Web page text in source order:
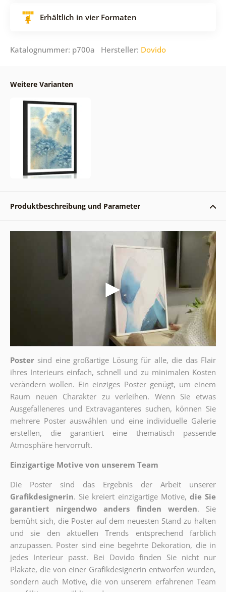
Erhältlich in vier Formaten
Katalognummer: p700a Hersteller: Dovido
Weitere Varianten
Produktbeschreibung und Parameter
Poster sind eine großartige Lösung für alle, die das Flair
ihres Interieurs einfach, schnell und zu minimalen Kosten
verändern wollen. Ein einziges Poster genügt, um einem
Raum neuen Charakter zu verleihen. Wenn Sie etwas
Ausgefalleneres und Extravaganteres suchen, können Sie
mehrere Poster auswählen und eine individuelle Galerie
erstellen, die garantiert eine thematisch passende
Atmosphäre hervorruft.
Einzigartige Motive von unserem Team
Die Poster sind das Ergebnis der Arbeit unserer
Grafikdesignerin. Sie kreiert einzigartige Motive, die Sie
garantiert nirgendwo anders finden werden. Sie
bemüht sich, die Poster auf dem neuesten Stand zu halten
und sie den aktuellen Trends entsprechend farblich
anzupassen. Poster sind eine begehrte Dekoration, die in
jedes Interieur passt. Bei Dovido finden Sie nicht nur
Plakate, die von einer Grafikdesignerin entworfen wurden,
sondern auch Motive, die von unserem erfahrenen Team